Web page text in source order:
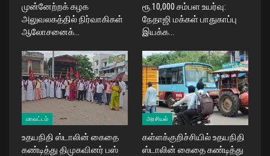
முன்னேற்றக் கழக
அலுவலகத்தில் நிர்வாகிகள்
ஆலோசனைக்…
ரூ.10,000 சம்பள உயர்வு:
நேதாஜி மக்கள் பாதுகாப்பு
இயக்க…
மாவட்டம்
உதயநிதி ஸ்டாலின் கைதை
கண்டித்து திமுகவினர் பஸ்
அரசியல்
கள்ளக்குறிச்சியில் உதயநிதி
ஸ்டாலின் கைதை கண்டித்து